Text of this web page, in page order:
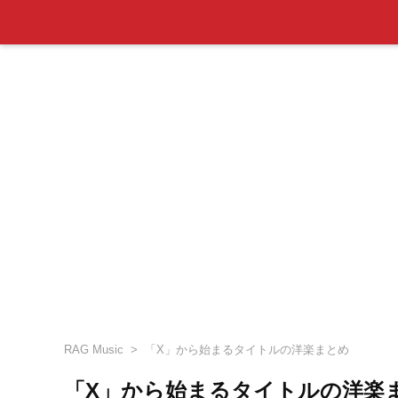
RAG Music 「X」から始まるタイトルの洋楽まとめ
「X」から始まるタイトルの洋楽